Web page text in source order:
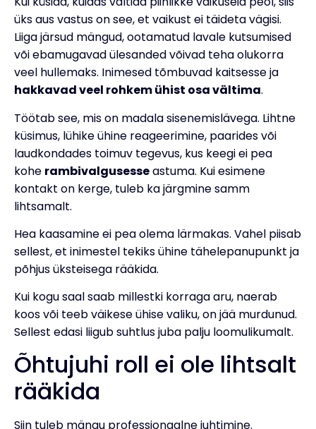
üks aus vastus on see, et vaikust ei täideta vägisi.
Liiga järsud mängud, ootamatud lavale kutsumised
või ebamugavad ülesanded võivad teha olukorra
veel hullemaks. Inimesed tõmbuvad kaitsesse ja
hakkavad veel rohkem ühist osa vältima.
Töötab see, mis on madala sisenemislävega. Lihtne
küsimus, lühike ühine reageerimine, paarides või
laudkondades toimuv tegevus, kus keegi ei pea
kohe rambivalgusesseastuma. Kui esimene
kontakt on kerge, tuleb ka järgmine samm
lihtsamalt.
Hea kaasamine ei pea olema lärmakas. Vahel piisab
sellest, et inimestel tekiks ühine tähelepanupunkt ja
põhjus üksteisega rääkida.
Kui kogu saal saab millestki korraga aru, naerab
koos või teeb väikese ühise valiku, on jää murdunud.
Sellest edasi liigub suhtlus juba palju loomulikumalt.
Õhtujuhi roll ei ole lihtsalt
rääkida
Siin tuleb mängu professionaalne juhtimine.